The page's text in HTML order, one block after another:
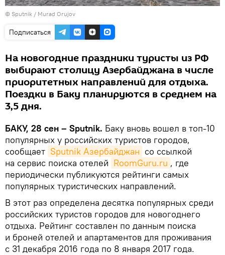
© Sputnik / Murad Orujov
Подписаться
На новогодние праздники туристы из РФ
выбирают столицу Азербайджана в числе
приоритетных направлений для отдыха.
Поездки в Баку планируются в среднем на
3,5 дня.
БАКУ, 28 сен – Sputnik. Баку вновь вошел в топ-10
популярных у российских туристов городов,
сообщает Sputnik Азербайджан со ссылкой
на сервис поиска отелей RoomGuru.ru , где
периодически публикуются рейтинги самых
популярных туристических направлений.
В этот раз определена десятка популярных среди
российских туристов городов для новогоднего
отдыха. Рейтинг составлен по данным поиска
и броней отелей и апартаментов для проживания
с 31 декабря 2016 года по 8 января 2017 года.